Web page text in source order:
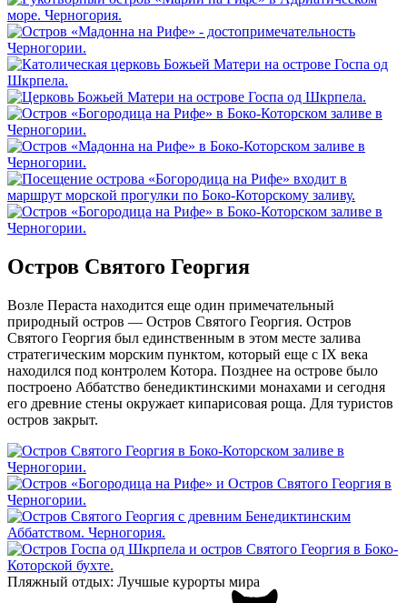
Остров Святого Георгия
Возле Пераста находится еще один примечательный
природный остров — Остров Святого Георгия. Остров
Святого Георгия был единственным в этом месте залива
стратегическим морским пунктом, который еще с IX века
находился под контролем Котора. Позднее на острове было
построено Аббатство бенедиктинскими монахами и сегодня
его древние стены окружает кипарисовая роща. Для туристов
остров закрыт.
Пляжный отдых: Лучшые курорты мира